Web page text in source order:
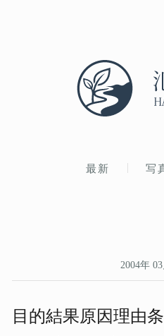
最新 写
2004年
目的結果​原因理由